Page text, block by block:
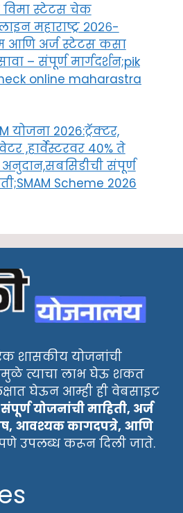
स्टेटस चेक
महाराष्ट्र २०२६-
आणि अर्ज स्टेटस कसा
– संपूर्ण मार्गदर्शन;pik
online maharastra
योजना 2026:ट्रॅक्टर,
,हार्वेस्टरवर 40% ते
अनुदान,सबसिडीची संपूर्ण
Scheme 2026
शासकीय योजनांची
त्याचा लाभ घेऊ शकत
घेऊन आम्ही ही वेबसाइट
संपूर्ण योजनांची माहिती, अर्ज
आवश्यक कागदपत्रे, आणि
उपलब्ध करून दिली जाते.